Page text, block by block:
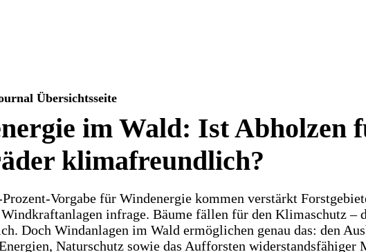
Übersichtsseite
im Wald: Ist Abholzen
klimafreundlich?
Vorgabe für Windenergie kommen verstärkt
infrage. Bäume fällen für den Klimaschutz –
Doch Windanlagen im Wald ermöglichen genau das: den
Naturschutz sowie das Aufforsten widerstandsfähiger